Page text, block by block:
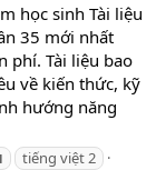
học sinh Tài liệu
35 mới nhất
phí. Tài liệu bao
về kiến thức, kỹ
hướng năng
tiếng việt 2